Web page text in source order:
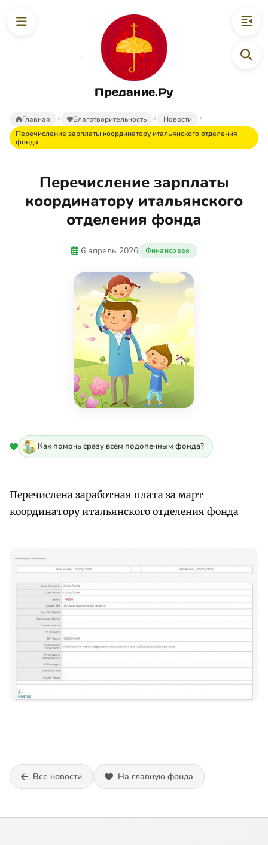
Предание.Ру
Главная Благотворительность
Новости
Перечисление зарплаты координатору итальянского отделения
фонда
Перечисление зарплаты
координатору итальянского
отделения фонда
6 апрель 2026 Финансовая
Как помочь сразу всем подопечным фонда?
Перечислена заработная плата за март
координатору итальянского отделения фонда
Все новости На главную фонда